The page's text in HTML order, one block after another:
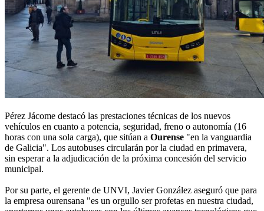
Pérez Jácome destacó las prestaciones técnicas de los nuevos
vehículos en cuanto a potencia, seguridad, freno o autonomía (16
horas con una sola carga), que sitúan a Ourense "en la vanguardia
de Galicia". Los autobuses circularán por la ciudad en primavera,
sin esperar a la adjudicación de la próxima concesión del servicio
municipal.
Por su parte, el gerente de UNVI, Javier González aseguró que para
la empresa ourensana "es un orgullo ser profetas en nuestra ciudad,